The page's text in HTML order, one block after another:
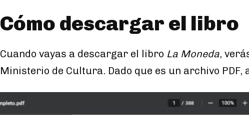
Cómo descargar el libro
Cuando vayas a descargar el libro La Moneda,
Ministerio de Cultura. Dado que es un archivo